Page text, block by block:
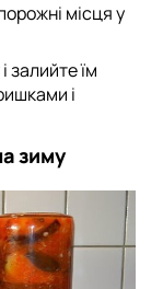
місця у
залийте їм
і
зиму